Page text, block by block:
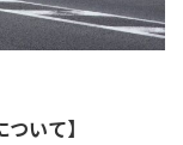
いて】